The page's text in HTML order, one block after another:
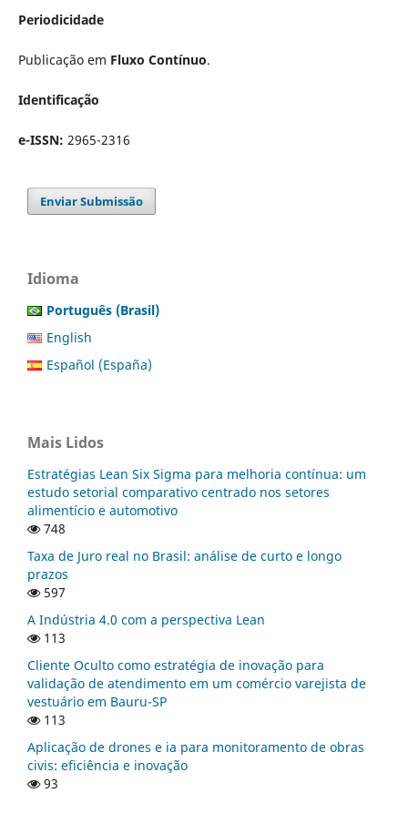
Periodicidade
Publicação em Fluxo Contínuo.
Identificação
e-ISSN: 2965-2316
Enviar Submissão
Idioma
Português (Brasil)
English
Español (España)
Mais Lidos
Estratégias Lean Six Sigma para melhoria contínua: um
estudo setorial comparativo centrado nos setores
alimentício e automotivo
748
Taxa de Juro real no Brasil: análise de curto e longo
prazos
597
A Indústria 4.0 com a perspectiva Lean
113
Cliente Oculto como estratégia de inovação para
validação de atendimento em um comércio varejista de
vestuário em Bauru-SP
113
Aplicação de drones e ia para monitoramento de obras
civis: eficiência e inovação
93